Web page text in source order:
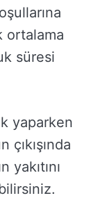
ortalama
süresi
yaparken
yakıtını